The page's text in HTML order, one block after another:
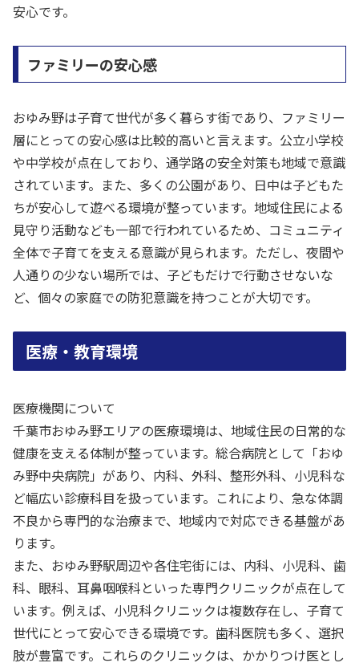
安心です。
ファミリーの安心感
おゆみ野は子育て世代が多く暮らす街であり、ファミリー
層にとっての安心感は比較的高いと言えます。公立小学校
や中学校が点在しており、通学路の安全対策も地域で意識
されています。また、多くの公園があり、日中は子どもた
ちが安心して遊べる環境が整っています。地域住民による
見守り活動なども一部で行われているため、コミュニティ
全体で子育てを支える意識が見られます。ただし、夜間や
人通りの少ない場所では、子どもだけで行動させないな
ど、個々の家庭での防犯意識を持つことが大切です。
医療・教育環境
医療機関について
千葉市おゆみ野エリアの医療環境は、地域住民の日常的な
健康を支える体制が整っています。総合病院として「おゆ
み野中央病院」があり、内科、外科、整形外科、小児科な
ど幅広い診療科目を扱っています。これにより、急な体調
不良から専門的な治療まで、地域内で対応できる基盤があ
ります。
また、おゆみ野駅周辺や各住宅街には、内科、小児科、歯
科、眼科、耳鼻咽喉科といった専門クリニックが点在して
います。例えば、小児科クリニックは複数存在し、子育て
世代にとって安心できる環境です。歯科医院も多く、選択
肢が豊富です。これらのクリニックは、かかりつけ医とし